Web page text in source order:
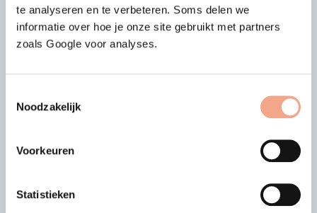
te analyseren en te verbeteren. Soms delen we
informatie over hoe je onze site gebruikt met partners
zoals Google voor analyses.
Noodzakelijk
Voorkeuren
Statistieken
13-07-2026
Deelname Elba Travels
beëindigd
gekoppelde reisarrangementen en losse
Vorige